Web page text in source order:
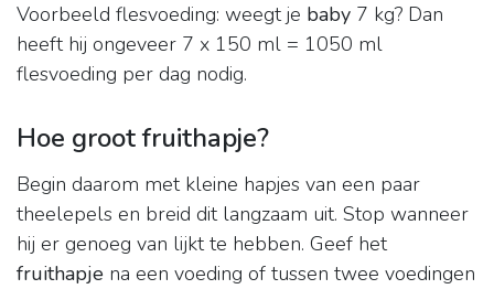
Voorbeeld flesvoeding: weegt je baby 7 kg? Dan
heeft hij ongeveer 7 x 150 ml = 1050 ml
flesvoeding per dag nodig.
Hoe groot fruithapje?
Begin daarom met kleine hapjes van een paar
theelepels en breid dit langzaam uit. Stop wanneer
hij er genoeg van lijkt te hebben. Geef het
fruithapje na een voeding of tussen twee voedingen